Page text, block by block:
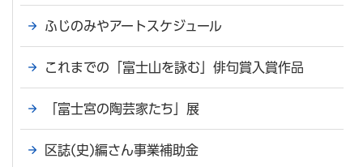
ふじのみやアートスケジュール
これまでの「富士山を詠む」俳句賞入賞作品
「富士宮の陶芸家たち」展
区誌(史)編さん事業補助金